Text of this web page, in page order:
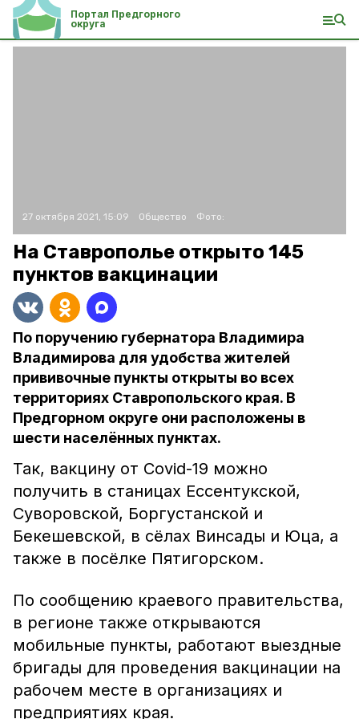
Портал Предгорного
округа
27 октября 2021, 15:09 Общество Фото:
На Ставрополье открыто 145
пунктов вакцинации
По поручению губернатора Владимира
Владимирова для удобства жителей
прививочные пункты открыты во всех
территориях Ставропольского края. В
Предгорном округе они расположены в
шести населённых пунктах.
Так, вакцину от Covid-19 можно
получить в станицах Ессентукской,
Суворовской, Боргустанской и
Бекешевской, в сёлах Винсады и Юца, а
также в посёлке Пятигорском.
По сообщению краевого правительства,
в регионе также открываются
мобильные пункты, работают выездные
бригады для проведения вакцинации на
рабочем месте в организациях и
предприятиях края.